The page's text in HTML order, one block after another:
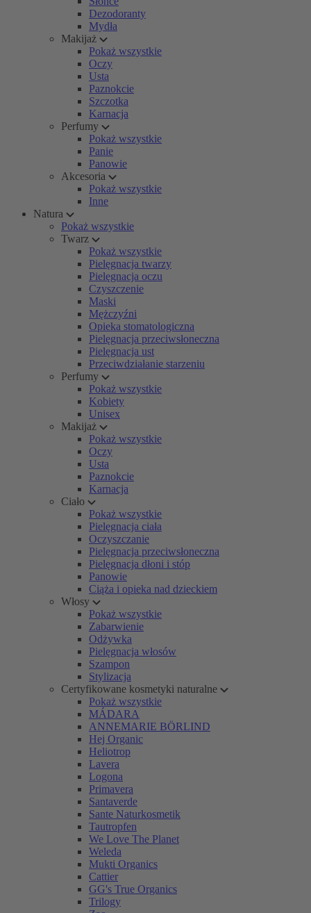
Dezodoranty
Mydła
Makijaż
Pokaż wszystkie
Oczy
Usta
Paznokcie
Szczotka
Karnacja
Perfumy
Pokaż wszystkie
Panie
Panowie
Akcesoria
Pokaż wszystkie
Inne
Natura
Pokaż wszystkie
Twarz
Pokaż wszystkie
Pielęgnacja twarzy
Pielęgnacja oczu
Czyszczenie
Maski
Mężczyźni
Opieka stomatologiczna
Pielęgnacja przeciwsłoneczna
Pielęgnacja ust
Przeciwdziałanie starzeniu
Perfumy
Pokaż wszystkie
Kobiety
Unisex
Makijaż
Pokaż wszystkie
Oczy
Usta
Paznokcie
Karnacja
Ciało
Pokaż wszystkie
Pielęgnacja ciała
Oczyszczanie
Pielęgnacja przeciwsłoneczna
Pielęgnacja dłoni i stóp
Panowie
Ciąża i opieka nad dzieckiem
Włosy
Pokaż wszystkie
Zabarwienie
Odżywka
Pielęgnacja włosów
Szampon
Stylizacja
Certyfikowane kosmetyki naturalne
Pokaż wszystkie
MÁDARA
ANNEMARIE BÖRLIND
Hej Organic
Heliotrop
Lavera
Logona
Primavera
Santaverde
Sante Naturkosmetik
Tautropfen
We Love The Planet
Weleda
Mukti Organics
Cattier
GG's True Organics
Trilogy